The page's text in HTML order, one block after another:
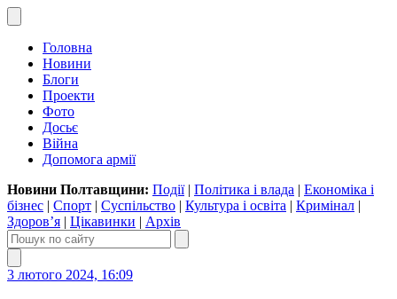
Головна
Новини
Блоги
Проекти
Фото
Досьє
Війна
Допомога армії
Новини Полтавщини: Події| Політика і влада | Економіка і
бізнес | Спорт | Суспільство | Культура і освіта | Кримінал |
Здоров’я | Цікавинки | Архів
3 лютого 2024, 16:09